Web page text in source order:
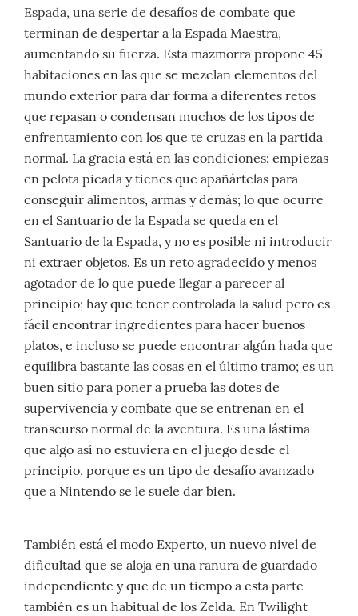
Espada, una serie de desafíos de combate que
terminan de despertar a la Espada Maestra,
aumentando su fuerza. Esta mazmorra propone 45
habitaciones en las que se mezclan elementos del
mundo exterior para dar forma a diferentes retos
que repasan o condensan muchos de los tipos de
enfrentamiento con los que te cruzas en la partida
normal. La gracia está en las condiciones: empiezas
en pelota picada y tienes que apañártelas para
conseguir alimentos, armas y demás; lo que ocurre
en el Santuario de la Espada se queda en el
Santuario de la Espada, y no es posible ni introducir
ni extraer objetos. Es un reto agradecido y menos
agotador de lo que puede llegar a parecer al
principio; hay que tener controlada la salud pero es
fácil encontrar ingredientes para hacer buenos
platos, e incluso se puede encontrar algún hada que
equilibra bastante las cosas en el último tramo; es un
buen sitio para poner a prueba las dotes de
supervivencia y combate que se entrenan en el
transcurso normal de la aventura. Es una lástima
que algo así no estuviera en el juego desde el
principio, porque es un tipo de desafío avanzado
que a Nintendo se le suele dar bien.
También está el modo Experto, un nuevo nivel de
dificultad que se aloja en una ranura de guardado
independiente y que de un tiempo a esta parte
también es un habitual de los Zelda. En Twilight